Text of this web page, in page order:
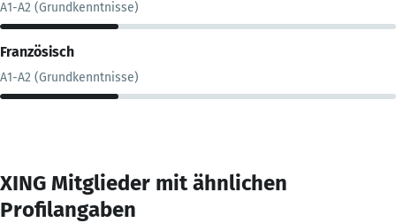
A1-A2 (Grundkenntnisse)
Französisch
A1-A2 (Grundkenntnisse)
XING Mitglieder mit ähnlichen
Profilangaben